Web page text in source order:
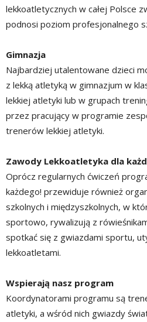
lekkoatletycznych w całej Polsce
podnosi poziom profesjonalnego
Gimnazja
Najbardziej utalentowane dzieci
z lekką atletyką w gimnazjum w
lekkiej atletyki lub w grupach
przez pracujący w programie
trenerów lekkiej atletyki.
Zawody Lekkoatletyka dla
Oprócz regularnych ćwiczeń
każdego! przewiduje również
szkolnych i międzyszkolnych, w
sportowo, rywalizują z
spotkać się z gwiazdami sportu,
lekkoatletami.
Wspierają nasz program
Koordynatorami programu są
atletyki, a wśród nich gwiazdy